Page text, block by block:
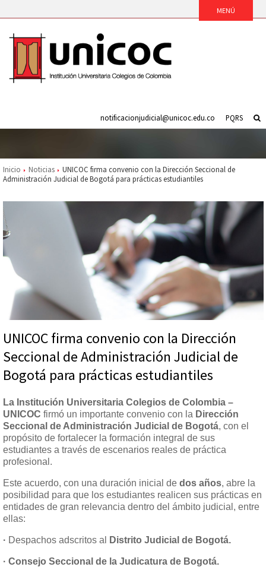
PQRS
notificacionjudicial@unicoc.edu.co
Inicio Noticias
UNICOC firma convenio con la Dirección Seccional de
Administración Judicial de Bogotá para prácticas estudiantiles
UNICOC firma convenio con la Dirección
Seccional de Administración Judicial de
Bogotá para prácticas estudiantiles
La Institución Universitaria Colegios de Colombia –
UNICOC firmó un importante convenio con la Dirección
Seccional de Administración Judicial de Bogotá, con el
propósito de fortalecer la formación integral de sus
estudiantes a través de escenarios reales de práctica
profesional.
Este acuerdo, con una duración inicial de dos años, abre la
posibilidad para que los estudiantes realicen sus prácticas en
entidades de gran relevancia dentro del ámbito judicial, entre
ellas:
· Despachos adscritos al Distrito Judicial de Bogotá.
· Consejo Seccional de la Judicatura de Bogotá.